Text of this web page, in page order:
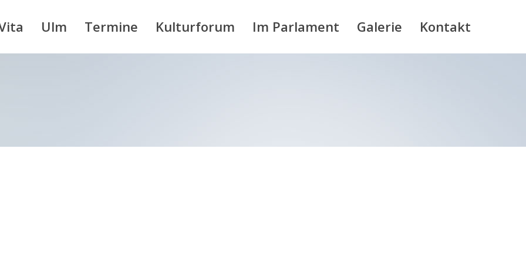
Ulm Termine Kulturforum Im Parlament Galerie Kontakt